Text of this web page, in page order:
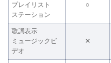
プレイリスト
ステーション
○
歌詞表示
ミュージックビ
デオ
✕